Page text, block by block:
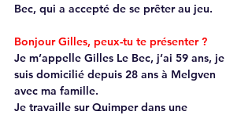
Bec, qui a accepté de se prêter au jeu.
Bonjour Gilles, peux-tu te présenter ?
Je m’appelle Gilles Le Bec, j’ai 59 ans, je
suis domicilié depuis 28 ans à Melgven
avec ma famille.
Je travaille sur Quimper dans une